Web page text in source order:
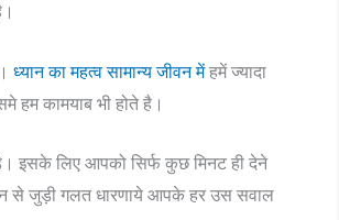
ध्यान का महत्व सामान्य जीवन मेंहमें ज्यादा
हम कामयाब भी होते है।
इसके लिए आपको सिर्फ कुछ मिनट ही देने
से जुड़ी गलत धारणाये आपके हर उस सवाल